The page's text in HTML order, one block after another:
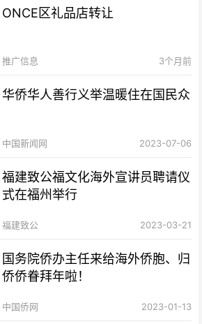
ONCE区礼品店转让
推广信息 3个月前
华侨华人善行义举温暖住在国民众
中国新闻网 2023-07-06
福建致公福文化海外宣讲员聘请仪
式在福州举行
福建致公 2023-03-21
国务院侨办主任来给海外侨胞、归
侨侨眷拜年啦！
中国侨网 2023-01-13